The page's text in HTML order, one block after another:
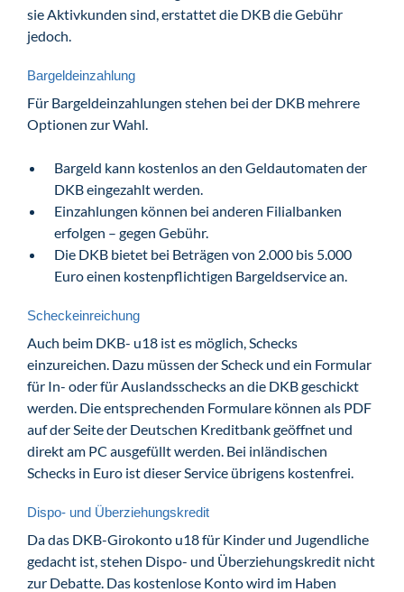
sie Aktivkunden sind, erstattet die DKB die Gebühr
jedoch.
Bargeldeinzahlung
Für Bargeldeinzahlungen stehen bei der DKB mehrere
Optionen zur Wahl.
Bargeld kann kostenlos an den Geldautomaten der
DKB eingezahlt werden.
Einzahlungen können bei anderen Filialbanken
erfolgen – gegen Gebühr.
Die DKB bietet bei Beträgen von 2.000 bis 5.000
Euro einen kostenpflichtigen Bargeldservice an.
Scheckeinreichung
Auch beim DKB- u18 ist es möglich, Schecks
einzureichen. Dazu müssen der Scheck und ein Formular
für In- oder für Auslandsschecks an die DKB geschickt
werden. Die entsprechenden Formulare können als PDF
auf der Seite der Deutschen Kreditbank geöffnet und
direkt am PC ausgefüllt werden. Bei inländischen
Schecks in Euro ist dieser Service übrigens kostenfrei.
Dispo- und Überziehungskredit
Da das DKB-Girokonto u18 für Kinder und Jugendliche
gedacht ist, stehen Dispo- und Überziehungskredit nicht
zur Debatte. Das kostenlose Konto wird im Haben